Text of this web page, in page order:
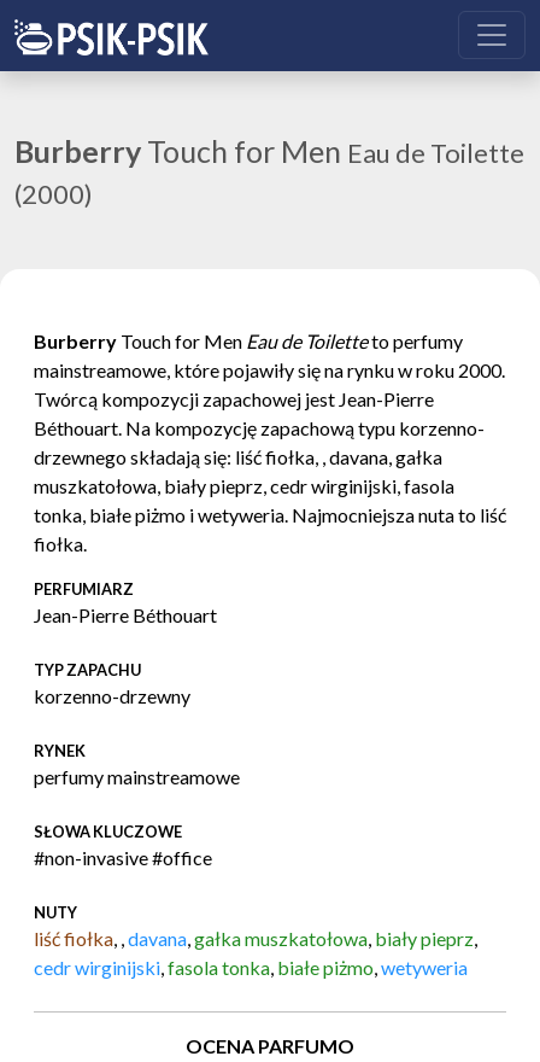
Burberry Touch for Men Eau de Toilette
(2000)
Burberry Touch for Men Eau de Toiletteto perfumy
mainstreamowe, które pojawiły się na rynku w roku 2000.
Twórcą kompozycji zapachowej jest Jean-Pierre
Béthouart. Na kompozycję zapachową typu korzenno-
drzewnego składają się: liść fiołka, , davana, gałka
muszkatołowa, biały pieprz, cedr wirginijski, fasola
tonka, białe piżmo i wetyweria. Najmocniejsza nuta to liść
fiołka.
PERFUMIARZ
Jean-Pierre Béthouart
TYP ZAPACHU
korzenno-drzewny
RYNEK
perfumy mainstreamowe
SŁOWA KLUCZOWE
#non-invasive #office
NUTY
liść fiołka, ,davana,gałka muszkatołowa, biały pieprz,
cedr wirginijski,fasola tonka, białe piżmo,wetyweria
OCENA PARFUMO